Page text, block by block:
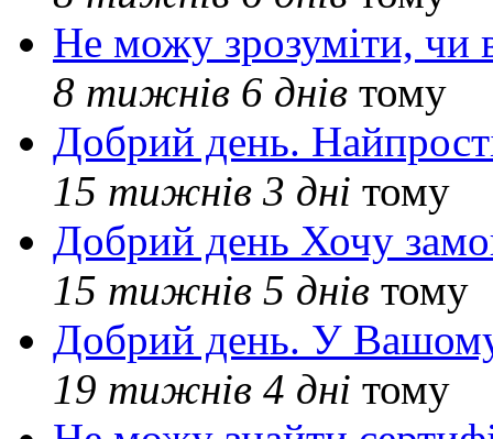
Не можу зрозуміти, чи
8 тижнів 6 днів тому
Добрий день.
15 тижнів 3 дні тому
Добрий день Хочу
15 тижнів 5 днів тому
Добрий день. У Вашому
19 тижнів 4 дні тому